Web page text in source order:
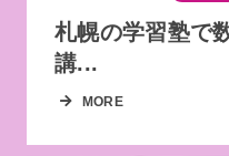
札幌の学習塾で
講...
MORE